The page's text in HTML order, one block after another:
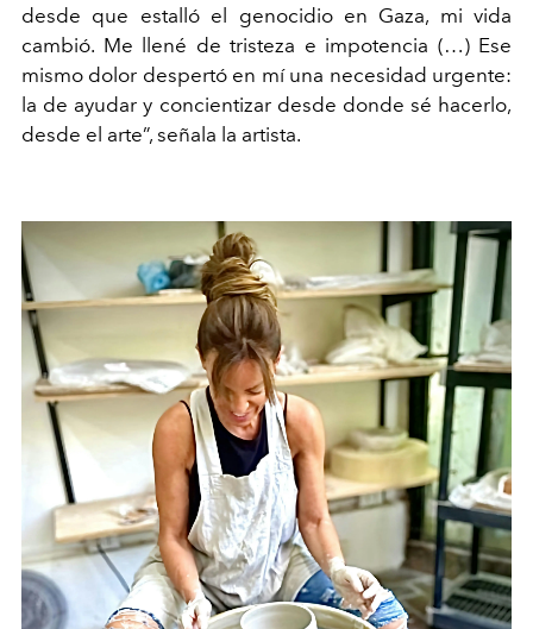
desde que estalló el genocidio en Gaza, mi vida
cambió. Me llené de tristeza e impotencia (…) Ese
mismo dolor despertó en mí una necesidad urgente:
la de ayudar y concientizar desde donde sé hacerlo,
desde el arte”, señala la artista.